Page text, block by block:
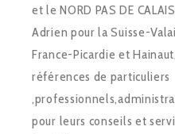
et le NORD PAS DE
Adrien pour la Suisse-
France-Picardie et
références de particuliers
pour leurs conseils et